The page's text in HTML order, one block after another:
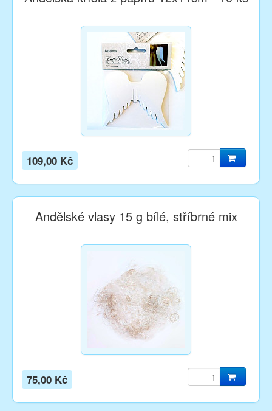
109,00 Kč
Andělské vlasy 15 g bílé, stříbrné mix
75,00 Kč